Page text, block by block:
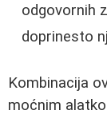
odgovornih
doprinesto
Kombinacija
moćnim